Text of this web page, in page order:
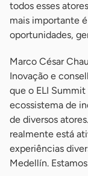
todos esses
mais importante
oportunidades,
Marco César
Inovação e
que o ELI
ecossistema de
de diversos
realmente está
experiências
Medellín.